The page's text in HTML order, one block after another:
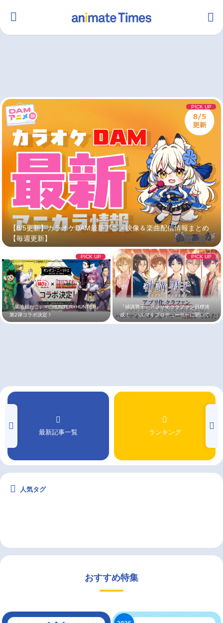
ラジオ
マンガ・ラノベ ゲーム・アプリ 音楽 コスプレ
トレンド 無料マンガ
最新記事一覧
アニメ記事一覧 声優記事一覧
アニメ映画一覧
今期アニメ曜日別一覧
春アニメ 夏アニメ
秋アニメ 冬アニメ
男性声優/女性声優一覧
PICK UP
【8/5更新】カラオケDAM最新アニメ映像＆楽曲配信情報まとめ
【毎週更新】
PICK UP
『築地銀だこ』×『HUNTER×HUNTER』
第2弾コラボ決定！
PICK UP
『補講男子』アプリ化クラファン目標達
成！ ハルマキプロデューサーに聞いて
みた！
最新記事一覧 ランキング
人気タグ
おすすめ特集